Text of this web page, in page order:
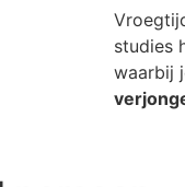
studies
waarbij